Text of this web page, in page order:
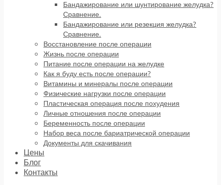
Бандажирование или шунтирование желудка?
Сравнение.
Бандажирование или резекция желудка?
Сравнение.
Восстановление после операции
Жизнь после операции
Питание после операции на желудке
Как я буду есть после операции?
Витамины и минералы после операции
Физические нагрузки после операции
Пластическая операция после похудения
Личные отношения после операции
Беременность после операции
Набор веса после бариатрической операции
Документы для скачивания
Цены
Блог
Контакты